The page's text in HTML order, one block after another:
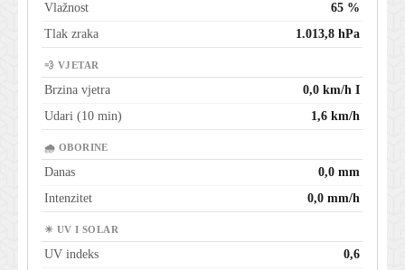
Vlažnost
65 %
Tlak zraka
1.013,8 hPa
💨 VJETAR
Brzina vjetra
0,0 km/h I
Udari (10 min)
1,6 km/h
🌧 OBORINE
Danas
0,0 mm
Intenzitet
0,0 mm/h
☀ UV I SOLAR
UV indeks
0,6